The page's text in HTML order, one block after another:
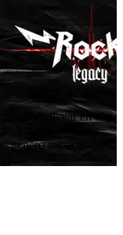
en llevar en alto
Aquí encontrarás
género musical que